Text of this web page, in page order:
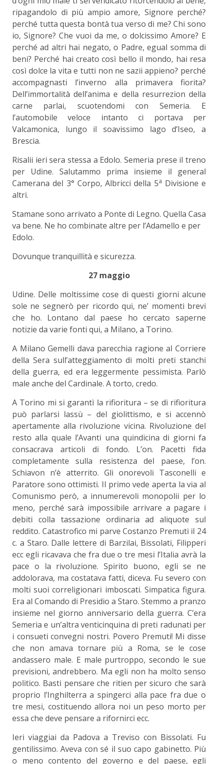
ripagandolo di più ampio amore, Signore perché?
perché tutta questa bontà tua verso di me? Chi sono
io, Signore? Che vuoi da me, o dolcissimo Amore? E
perché ad altri hai negato, o Padre, egual somma di
beni? Perché hai creato così bello il mondo, hai resa
così dolce la vita e tutti non ne sazii appieno? perché
accompagnasti l’inverno alla primavera fiorita?
Dell’immortalità dell’anima e della resurrezion della
carne parlai, scuotendomi con Semeria. E
l’automobile veloce intanto ci portava per
Valcamonica, lungo il soavissimo lago d’Iseo, a
Brescia.
Risalii ieri sera stessa a Edolo. Semeria prese il treno
per Udine. Salutammo prima insieme il general
Camerana del 3° Corpo, Albricci della 5a Divisione e
altri.
Stamane sono arrivato a Ponte di Legno. Quella Casa
va bene. Ne ho combinate altre per l’Adamello e per
Edolo.
Dovunque tranquillità e sicurezza.
27 maggio
Udine. Delle moltissime cose di questi giorni alcune
sole ne segnerò per ricordo qui, ne’ momenti brevi
che ho. Lontano dal paese ho cercato saperne
notizie da varie fonti qui, a Milano, a Torino.
A Milano Gemelli dava parecchia ragione al Corriere
della Sera sull’atteggiamento di molti preti stanchi
della guerra, ed era leggermente pessimista. Parlò
male anche del Cardinale. A torto, credo.
A Torino mi si garantì la rifioritura – se di rifioritura
può parlarsi lassù – del giolittismo, e si accennò
apertamente alla rivoluzione vicina. Rivoluzione del
resto alla quale l’Avanti una quindicina di giorni fa
consacrava articoli di fondo. L’on. Pacetti fida
completamente sulla resistenza del paese, l’on.
Schiavon n’è atterrito. Gli onorevoli Tasconelli e
Paratore sono ottimisti. Il primo vede aperta la via al
Comunismo però, a innumerevoli monopolii per lo
meno, perché sarà impossibile arrivare a pagare i
debiti colla tassazione ordinaria ad aliquote sul
reddito. Catastrofico mi parve Costanzo Premuti il 24
c. a Staro. Dalle lettere di Barzilai, Bissolati, Filipperi
ecc egli ricavava che fra due o tre mesi l’Italia avrà la
pace o la rivoluzione. Spirito buono, egli se ne
addolorava, ma costatava fatti, diceva. Fu severo con
molti suoi correligionari imboscati. Simpatica figura.
Era al Comando di Presidio a Staro. Stemmo a pranzo
insieme nel giorno anniversario della guerra. C’era
Semeria e un’altra venticinquina di preti radunati per
i consueti convegni nostri. Povero Premuti! Mi disse
che non amava tornare più a Roma, se le cose
andassero male. E male purtroppo, secondo le sue
previsioni, andrebbero. Ma egli non ha molto senso
politico. Basti pensare che ritien per sicuro che sarà
proprio l’Inghilterra a spingerci alla pace fra due o
tre mesi, costituendo allora noi un peso morto per
essa che deve pensare a rifornirci ecc.
Ieri viaggiai da Padova a Treviso con Bissolati. Fu
gentilissimo. Aveva con sé il suo capo gabinetto. Più
o meno contento del governo e del paese, egli